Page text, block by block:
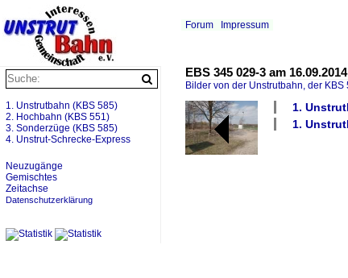
Forum Impressum
EBS 345 029-3 am
Bilder von der Unstrutbahn, der
1.
1.
1. Unstrutbahn (KBS 585)
2. Hochbahn (KBS 551)
3. Sonderzüge (KBS 585)
4. Unstrut-Schrecke-Express
Neuzugänge
Gemischtes
Zeitachse
Datenschutzerklärung